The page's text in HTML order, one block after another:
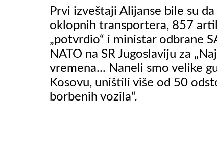
Prvi izveštaji Alijanse bile su
oklopnih transportera, 857
„potvrdio“ i ministar odbrane
NATO na SR Jugoslaviju za
vremena... Naneli smo velike
Kosovu, uništili više od 50
borbenih vozila“.